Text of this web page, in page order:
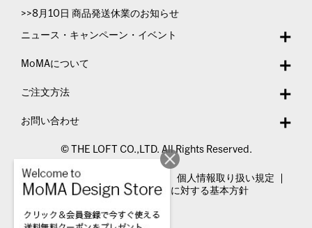
>>8月10日 商品発送休業のお知らせ
ニュース・キャンペーン・イベント
MoMAについて
ご注文方法
お問い合わせ
© THE LOFT CO.,LTD. All Rights Reserved.
特定商取引法表示
個人情報取り扱い規定
カスタマーハラスメントに対する基本方針